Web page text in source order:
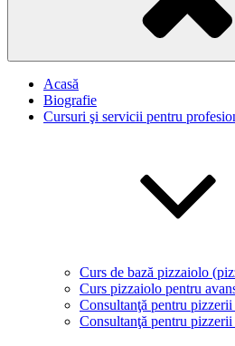
Acasă
Biografie
Cursuri şi servicii pentru
Curs de bază pizzaiolo
Curs pizzaiolo pentru
Consultanţă pentru
Consultanţă pentru